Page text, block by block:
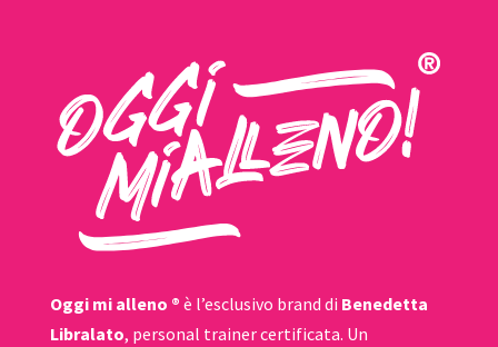
Oggi mi alleno ® è l’esclusivo brand di Benedetta
Libralato, personal trainer certificata. Un